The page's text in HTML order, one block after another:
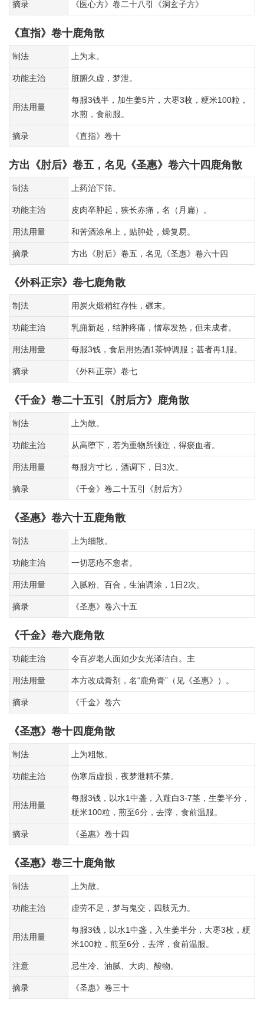
摘录 《医心方》卷二十八引《洞玄子方》
《直指》卷十鹿角散
制法 上为末。
功能主治 脏腑久虚，梦泄。
用法用量
每服3钱半，加生姜5片，大枣3枚，粳米100粒，
水煎，食前服。
摘录 《直指》卷十
方出《肘后》卷五，名见《圣惠》卷六十四鹿角散
制法 上药治下筛。
功能主治 皮肉卒肿起，狭长赤痛，名（月扁）。
用法用量 和苦酒涂帛上，贴肿处，燥复易。
摘录 方出《肘后》卷五，名见《圣惠》卷六十四
《外科正宗》卷七鹿角散
制法 用炭火煅稍红存性，碾末。
功能主治 乳痈新起，结肿疼痛，憎寒发热，但未成者。
用法用量 每服3钱，食后用热酒1茶钟调服；甚者再1服。
摘录 《外科正宗》卷七
《千金》卷二十五引《肘后方》鹿角散
制法 上为散。
功能主治 从高堕下，若为重物所顿迮，得瘀血者。
用法用量 每服方寸匕，酒调下，日3次。
摘录 《千金》卷二十五引《肘后方》
《圣惠》卷六十五鹿角散
制法 上为细散。
功能主治 一切恶疮不愈者。
用法用量 入腻粉、百合，生油调涂，1日2次。
摘录 《圣惠》卷六十五
《千金》卷六鹿角散
功能主治 令百岁老人面如少女光泽洁白。主
用法用量 本方改成膏剂，名“鹿角膏”（见《圣惠》）。
摘录 《千金》卷六
《圣惠》卷十四鹿角散
制法 上为粗散。
功能主治 伤寒后虚损，夜梦泄精不禁。
用法用量
每服3钱，以水1中盏，入薤白3-7茎，生姜半分，
粳米100粒，煎至6分，去滓，食前温服。
摘录 《圣惠》卷十四
《圣惠》卷三十鹿角散
制法 上为散。
功能主治 虚劳不足，梦与鬼交，四肢无力。
用法用量
每服3钱，以水1中盏，入生姜半分，大枣3枚，粳
米100粒，煎至6分，去滓，食前温服。
注意 忌生冷、油腻、大肉、酸物。
摘录 《圣惠》卷三十